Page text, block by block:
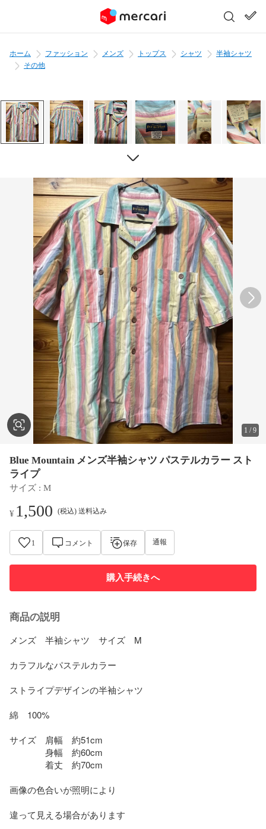
ホーム ファッション メンズ トップス シャツ
半袖シャツ
その他
1 /9
Blue Mountain メンズ半袖シャツ パステルカラー スト
ライプ
サイズ : M
¥ 1,500 (税込) 送料込み
1 コメント 保存 通報
購入手続きへ
商品の説明
メンズ　半袖シャツ　サイズ　M
カラフルなパステルカラー
ストライプデザインの半袖シャツ
綿　100%
サイズ　肩幅　約51cm
身幅　約60cm
着丈　約70cm
画像の色合いが照明により
違って見える場合があります